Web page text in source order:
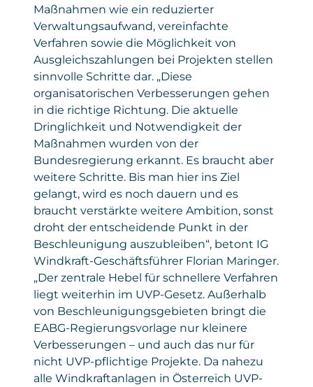
Maßnahmen wie ein reduzierter
Verwaltungsaufwand, vereinfachte
Verfahren sowie die Möglichkeit von
Ausgleichszahlungen bei Projekten stellen
sinnvolle Schritte dar. „Diese
organisatorischen Verbesserungen gehen
in die richtige Richtung. Die aktuelle
Dringlichkeit und Notwendigkeit der
Maßnahmen wurden von der
Bundesregierung erkannt. Es braucht aber
weitere Schritte. Bis man hier ins Ziel
gelangt, wird es noch dauern und es
braucht verstärkte weitere Ambition, sonst
droht der entscheidende Punkt in der
Beschleunigung auszubleiben“, betont IG
Windkraft-Geschäftsführer Florian Maringer.
„Der zentrale Hebel für schnellere Verfahren
liegt weiterhin im UVP-Gesetz. Außerhalb
von Beschleunigungsgebieten bringt die
EABG-Regierungsvorlage nur kleinere
Verbesserungen – und auch das nur für
nicht UVP-pflichtige Projekte. Da nahezu
alle Windkraftanlagen in Österreich UVP-